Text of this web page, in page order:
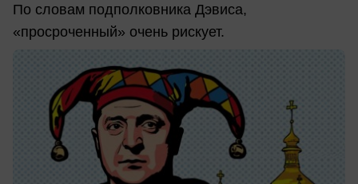
По словам подполковника Дэвиса,
«просроченный» очень рискует.